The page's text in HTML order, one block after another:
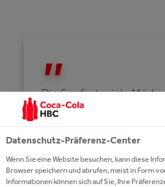
Die Seefestspiele
Coca-Cola verbindet eine
Partnerschaft. Für die
Inszenierung haben wir
ganz Besonderes
Datenschutz-Präferenz-Center
Wenn Sie eine Website besuchen, kann diese
Browser speichern und abrufen, meist in Form
Informationen können sich auf Sie, Ihre